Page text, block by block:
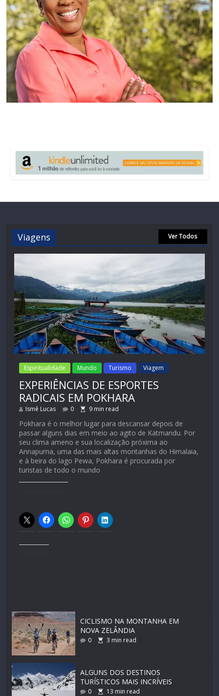
Viagens Ver Todos
Espiritualidade Mundo Turismo Viagem
EXPERIÊNCIAS DE ESPORTES
RADICAIS EM POKHARA
Ismê Lucas 0 9 min read
Pokhara é o melhor lugar para descansar depois de
passar alguns dias em meio ao agito de Katmandu. Por
seu clima ameno e sua localização próxima ao
Annapurna, uma das mais altas montanhas do Himalaia,
e à beira do lago Pewa, Pokhara é procurada por
turistas de todo o mundo
CICLISMO NA MONTANHA EM
NOVA ZELÂNDIA
0 3 min read
ALGUNS DOS DESTINOS
TURÍSTICOS MAIS INCRÍVEIS
0 13 min read